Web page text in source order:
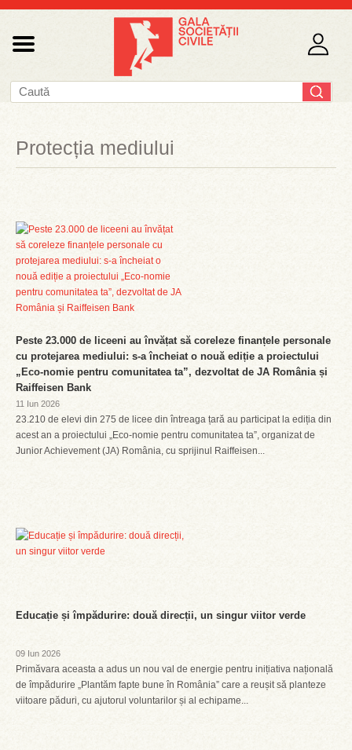
Protecția mediului
Peste 23.000 de liceeni au învățat să coreleze finanțele personale
cu protejarea mediului: s-a încheiat o nouă ediție a proiectului
„Eco-nomie pentru comunitatea ta”, dezvoltat de JA România și
Raiffeisen Bank
11 Iun 2026
23.210 de elevi din 275 de licee din întreaga țară au participat la ediția din
acest an a proiectului „Eco-nomie pentru comunitatea ta”, organizat de
Junior Achievement (JA) România, cu sprijinul Raiffeisen...
Educație și împădurire: două direcții, un singur viitor verde
09 Iun 2026
Primăvara aceasta a adus un nou val de energie pentru inițiativa națională
de împădurire „Plantăm fapte bune în România” care a reușit să planteze
viitoare păduri, cu ajutorul voluntarilor și al echipame...